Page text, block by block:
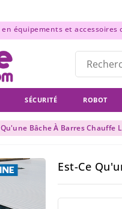
équipements et
SÉCURITÉ ROBOT
Bâche À Barres Chauffe
Est-Ce